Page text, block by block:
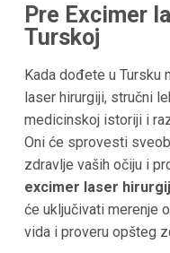
Pre Excimer
Turskoj
Kada dođete u Tursku
laser hirurgiji, stručni
medicinskoj istoriji i
Oni će sprovesti
zdravlje vaših očiju i
excimer laser
će uključivati merenje
vida i proveru opšteg